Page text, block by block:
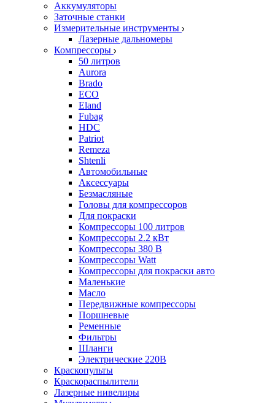
Аккумуляторы
Заточные станки
Измерительные инструменты
Лазерные дальномеры
Компрессоры
50 литров
Aurora
Brado
ECO
Eland
Fubag
HDC
Patriot
Remeza
Shtenli
Автомобильные
Аксессуары
Безмасляные
Головы для компрессоров
Для покраски
Компрессоры 100 литров
Компрессоры 2.2 кВт
Компрессоры 380 В
Компрессоры Watt
Компрессоры для покраски авто
Маленькие
Масло
Передвижные компрессоры
Поршневые
Ременные
Фильтры
Шланги
Электрические 220В
Краскопульты
Краскораспылители
Лазерные нивелиры